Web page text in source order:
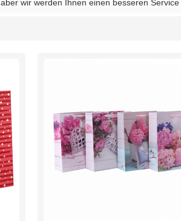
, aber wir werden Ihnen einen besseren Service